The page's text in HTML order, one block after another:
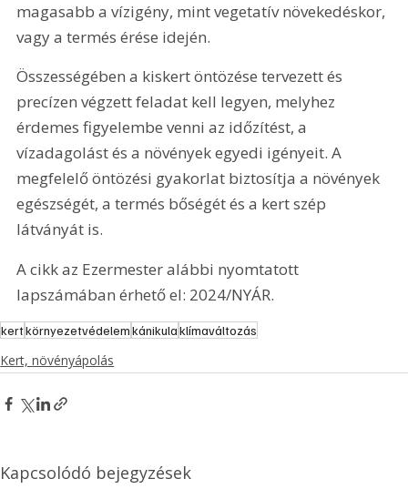
magasabb a vízigény, mint vegetatív növekedéskor,
vagy a termés érése idején.
Összességében a kiskert öntözése tervezett és
precízen végzett feladat kell legyen, melyhez
érdemes figyelembe venni az időzítést, a
vízadagolást és a növények egyedi igényeit. A
megfelelő öntözési gyakorlat biztosítja a növények
egészségét, a termés bőségét és a kert szép
látványát is.
A cikk az Ezermester alábbi nyomtatott
lapszámában érhető el: 2024/NYÁR.
kertkörnyezetvédelemkánikulaklímaváltozás
Kert, növényápolás
Kapcsolódó bejegyzések